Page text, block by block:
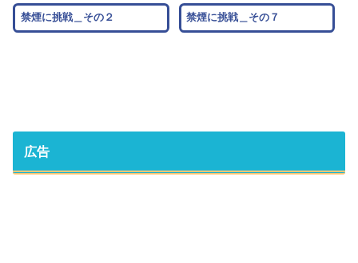
禁煙に挑戦＿その２ 禁煙に挑戦＿その７
広告